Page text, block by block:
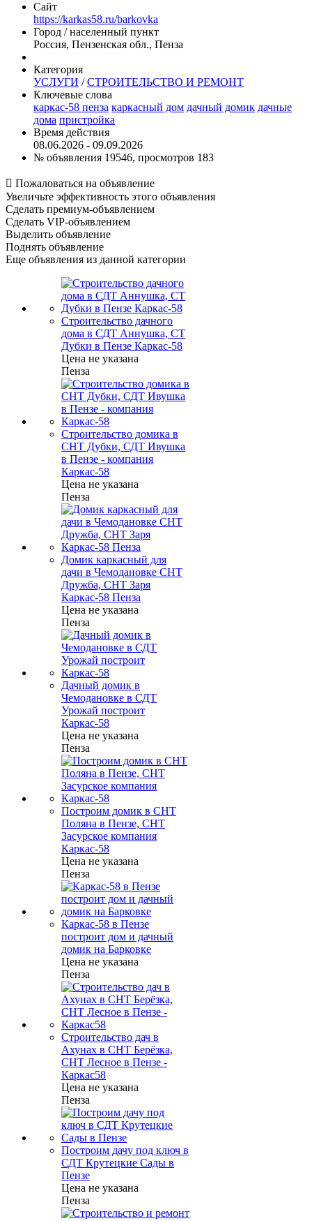
Сайт
https://karkas58.ru/barkovka
Город / населенный пункт
Россия, Пензенская обл., Пенза
Категория
УСЛУГИ /СТРОИТЕЛЬСТВО И РЕМОНТ
Ключевые слова
каркас-58 пенза каркасный дом дачный домик дачные
дома пристройка
Время действия
08.06.2026 - 09.09.2026
№ объявления 19546, просмотров 183
 Пожаловаться на объявление
Увеличьте эффективность этого объявления
Сделать премиум-объявлением
Сделать VIP-объявлением
Выделить объявление
Поднять объявление
Еще объявления из данной категории
Строительство дачного
дома в СДТ Аннушка, СТ
Дубки в Пензе Каркас-58
Цена не указана
Пенза
Строительство домика в
СНТ Дубки, СДТ Ивушка
в Пензе - компания
Каркас-58
Цена не указана
Пенза
Домик каркасный для
дачи в Чемодановке СНТ
Дружба, СНТ Заря
Каркас-58 Пенза
Цена не указана
Пенза
Дачный домик в
Чемодановке в СДТ
Урожай построит
Каркас-58
Цена не указана
Пенза
Построим домик в СНТ
Поляна в Пензе, СНТ
Засурское компания
Каркас-58
Цена не указана
Пенза
Каркас-58 в Пензе
построит дом и дачный
домик на Барковке
Цена не указана
Пенза
Строительство дач в
Ахунах в СНТ Берёзка,
СНТ Лесное в Пензе -
Каркас58
Цена не указана
Пенза
Построим дачу под ключ в
СДТ Крутецкие Сады в
Пензе
Цена не указана
Пенза